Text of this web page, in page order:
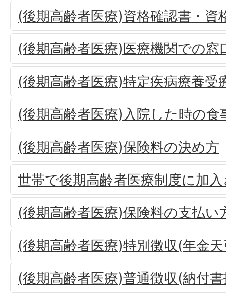
(後期高齢者医療)資格確認書・資
(後期高齢者医療)医療機関での窓
(後期高齢者医療)特定疾病療養受
(後期高齢者医療)入院した時の食
(後期高齢者医療)保険料の決め方
世帯で後期高齢者医療制度に加
(後期高齢者医療)保険料の支払い
(後期高齢者医療)特別徴収(年金
(後期高齢者医療)普通徴収(納付